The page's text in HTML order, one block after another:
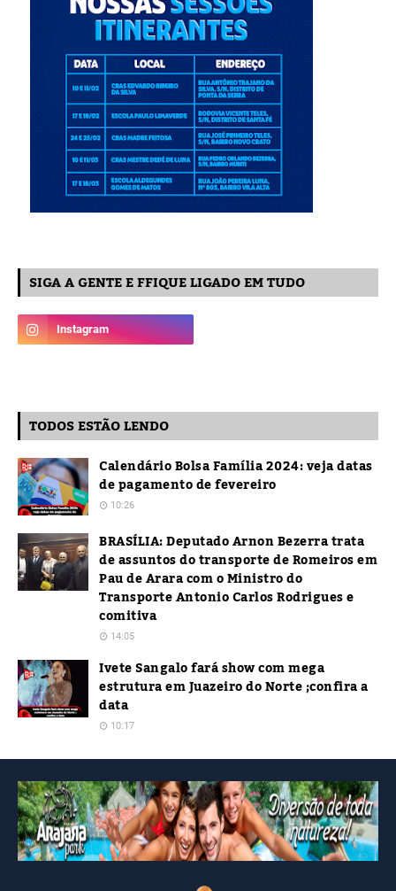
SIGA A GENTE E FFIQUE LIGADO EM TUDO
TODOS ESTÃO LENDO
Calendário Bolsa Família 2024: veja datas
de pagamento de fevereiro
10:26
BRASÍLIA: Deputado Arnon Bezerra trata
de assuntos do transporte de Romeiros em
Pau de Arara com o Ministro do
Transporte Antonio Carlos Rodrigues e
comitiva
14:05
Ivete Sangalo fará show com mega
estrutura em Juazeiro do Norte ;confira a
data
10:17